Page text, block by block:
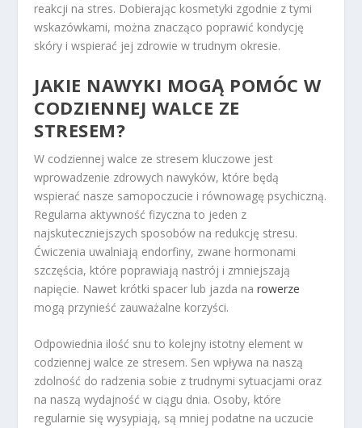
reakcji na stres. Dobierając kosmetyki zgodnie z tymi
wskazówkami, można znacząco poprawić kondycję
skóry i wspierać jej zdrowie w trudnym okresie.
JAKIE NAWYKI MOGĄ POMÓC W
CODZIENNEJ WALCE ZE
STRESEM?
W codziennej walce ze stresem kluczowe jest
wprowadzenie zdrowych nawyków, które będą
wspierać nasze samopoczucie i równowagę psychiczną.
Regularna aktywność fizyczna to jeden z
najskuteczniejszych sposobów na redukcję stresu.
Ćwiczenia uwalniają endorfiny, zwane hormonami
szczęścia, które poprawiają nastrój i zmniejszają
napięcie. Nawet krótki spacer lub jazda narowerze
mogą przynieść zauważalne korzyści.
Odpowiednia ilość snu to kolejny istotny element w
codziennej walce ze stresem. Sen wpływa na naszą
zdolność do radzenia sobie z trudnymi sytuacjami oraz
na naszą wydajność w ciągu dnia. Osoby, które
regularnie się wysypiają, są mniej podatne na uczucie